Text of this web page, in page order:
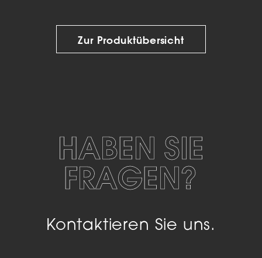
Zur Produktübersicht
HABEN SIE
FRAGEN?
Kontaktieren Sie uns.